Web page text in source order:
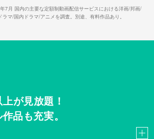
7⽉ 国内の主要な定額制動画配信サービスにおける洋画/邦画/
マ/国内ドラマ/アニメを調査。別途、有料作品あり。
が見放題！
品も充実。